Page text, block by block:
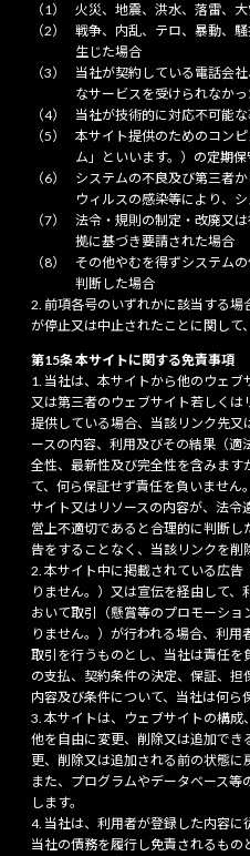
火災、地震、洪水、落雷、
戦争、内乱、テロ、暴動、
生じた場合
当社が契約している電話会
なサービスを受けられなか
当社が技術的に対応不可能
本サイト提供のためのコン
ム」といいます。）の定期
システムの不良及び第三者
ウィルスの感染等により、
法令・規則の制定・改廃又
拠に基づき要請された場合
その他やむを得ずシステム
判断した場合
前項各号のいずれかに該当する場
が停止又は中止されたことに関して
第15条 本サイトに関する免責事項
当社は、本サイトから他のウェブ
又は第三者のウェブサイト若しく
提供している場合、当該リンク先又
ースの内容、利用及びその結果（
全性、最新性及び完全性を含みま
て、何ら保証せず責任を負いませ
サイト又はリソースの内容が、法
営上不適切であると合理的に判断
告をすることなく、当該リンクを削
本サイト中に掲載されている広
りません。）又は宣伝を経由して
おいて取引（懸賞等のプロモーシ
りません。）が行われる場合、利
取引を行うものとし、当社は責任
の支払、契約条件の決定、保証、
内容及び条件について、当社は何ら
本サイトは、ウェブサイトの構成
他を自由に変更、削除又は追加で
更、削除又は追加される前の状態に
また、プログラムやデータベース等
します。
当社は、利用者が登録した内容に
当社の債務を履行し免責されるもの